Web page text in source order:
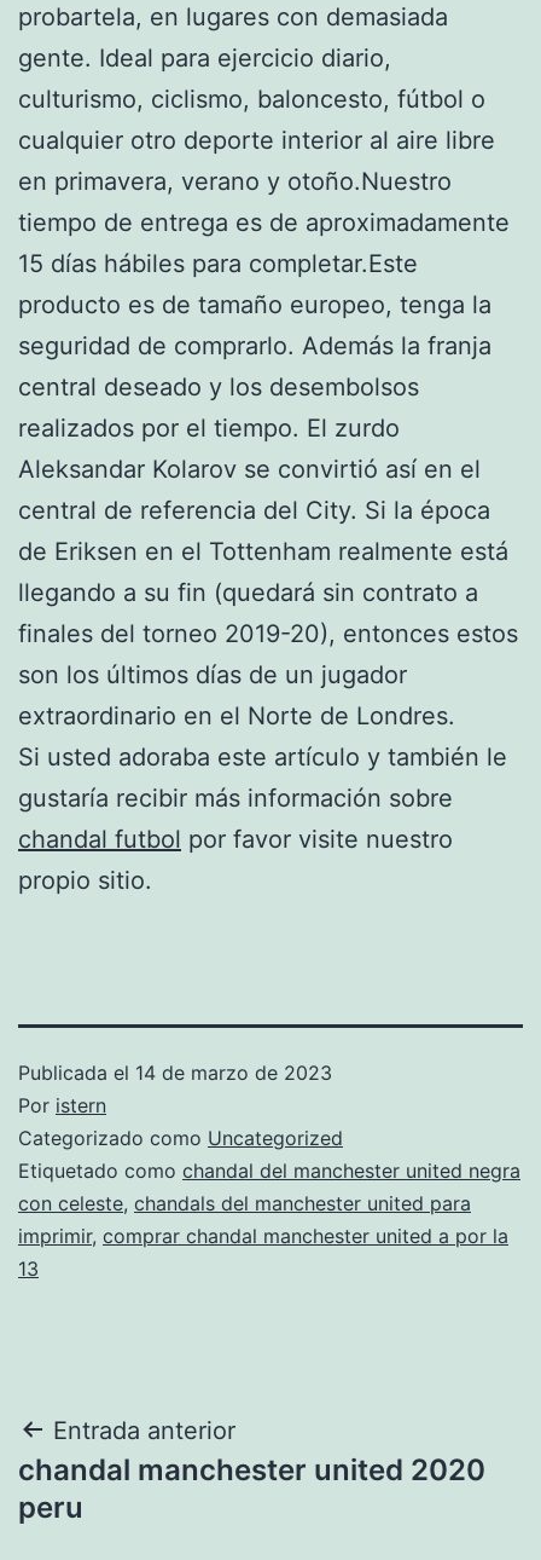
probartela, en lugares con demasiada
gente. Ideal para ejercicio diario,
culturismo, ciclismo, baloncesto, fútbol o
cualquier otro deporte interior al aire libre
en primavera, verano y otoño.Nuestro
tiempo de entrega es de aproximadamente
15 días hábiles para completar.Este
producto es de tamaño europeo, tenga la
seguridad de comprarlo. Además la franja
central deseado y los desembolsos
realizados por el tiempo. El zurdo
Aleksandar Kolarov se convirtió así en el
central de referencia del City. Si la época
de Eriksen en el Tottenham realmente está
llegando a su fin (quedará sin contrato a
finales del torneo 2019-20), entonces estos
son los últimos días de un jugador
extraordinario en el Norte de Londres.
Si usted adoraba este artículo y también le
gustaría recibir más información sobre
chandal futbol por favor visite nuestro
propio sitio.
Publicada el 14 de marzo de 2023
Por istern
Categorizado como Uncategorized
Etiquetado como chandal del manchester united negra
con celeste, chandals del manchester united para
imprimir, comprar chandal manchester united a por la
13
Navegación
de
Entrada anterior
chandal manchester united 2020
peru